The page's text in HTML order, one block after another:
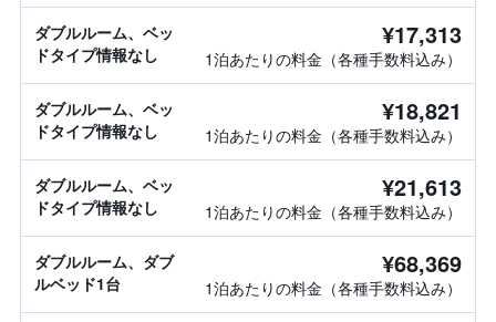
ダブルルーム、ベッ
ドタイプ情報なし
¥17,313
1泊あたりの料金（各種手数料込み）
ダブルルーム、ベッ
ドタイプ情報なし
¥18,821
1泊あたりの料金（各種手数料込み）
ダブルルーム、ベッ
ドタイプ情報なし
¥21,613
1泊あたりの料金（各種手数料込み）
ダブルルーム、ダブ
ルベッド1台
¥68,369
1泊あたりの料金（各種手数料込み）